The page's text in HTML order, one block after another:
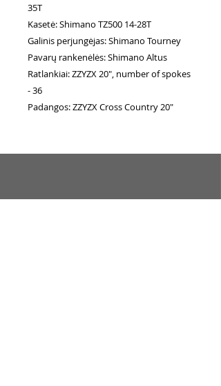
35T
Kasetė: Shimano TZ500 14-28T
Galinis perjungėjas: Shimano Tourney
Pavarų rankenėlės: Shimano Altus
Ratlankiai: ZZYZX 20", number of spokes
- 36
Padangos: ZZYZX Cross Country 20"